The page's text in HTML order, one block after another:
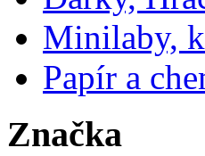
Minilaby,
Papír a
Značka